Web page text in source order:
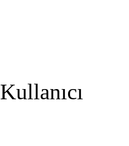
Kullanıcı